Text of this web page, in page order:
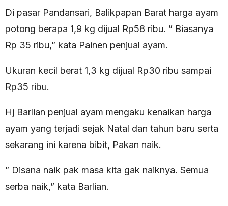
Di pasar Pandansari, Balikpapan Barat harga ayam
potong berapa 1,9 kg dijual Rp58 ribu. ” Biasanya
Rp 35 ribu,” kata Painen penjual ayam.
Ukuran kecil berat 1,3 kg dijual Rp30 ribu sampai
Rp35 ribu.
Hj Barlian penjual ayam mengaku kenaikan harga
ayam yang terjadi sejak Natal dan tahun baru serta
sekarang ini karena bibit, Pakan naik.
” Disana naik pak masa kita gak naiknya. Semua
serba naik,” kata Barlian.